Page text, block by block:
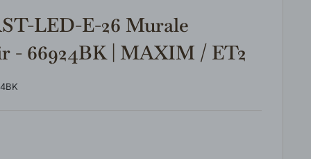
LED-E-26 Murale
- 66924BK | MAXIM / ET2